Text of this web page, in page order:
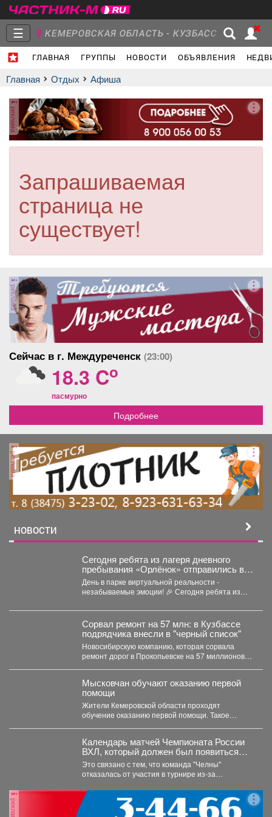
☰ КЕМЕРОВСКАЯ ОБЛАСТЬ - КУЗБАСС
ГЛАВНАЯ ГРУППЫ НОВОСТИ ОБЪЯВЛЕНИЯ
Главная
Группы
Объявления Недвижимость Услуги
Работа Транспорт
Афиша Обучение Проекты
Я - пенсионер
Главная Отдых афиша
реклама
Запрашиваемая
страница не
существует!
реклама
Сейчас в г. Междуреченск (23:00)
18.3 Co
пасмурно
Подробнее
реклама
НОВОСТИ
Сегодня ребята из лагеря дневного
пребывания «Орлёнок» отправились в
настоящее цифровое приключение - в
парк виртуальной реальности!
День в парке виртуальной реальности -
незабываемые эмоции! 🎉 Сегодня ребята из
Сорвал ремонт на 57 млн: в Кузбассе
подрядчика внесли в "черный список"
Новосибирскую компанию, которая сорвала
ремонт дорог в Прокопьевске на 57 миллионов
Мысковчан обучают оказанию первой
помощи
Жители Кемеровской области проходят
обучение оказанию первой помощи. Такое
Календарь матчей Чемпионата России
ВХЛ, который должен был появиться
сегодня, опубликуют позднее.
Это связано с тем, что команда "Челны"
отказалась от участия в турнире из-за
реклама